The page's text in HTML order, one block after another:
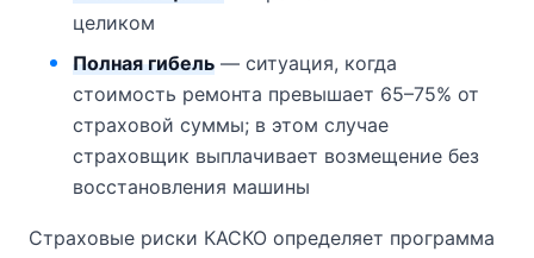
целиком
Полная гибель— ситуация, когда
стоимость ремонта превышает 65–75% от
страховой суммы; в этом случае
страховщик выплачивает возмещение без
восстановления машины
Страховые риски КАСКО определяет программа